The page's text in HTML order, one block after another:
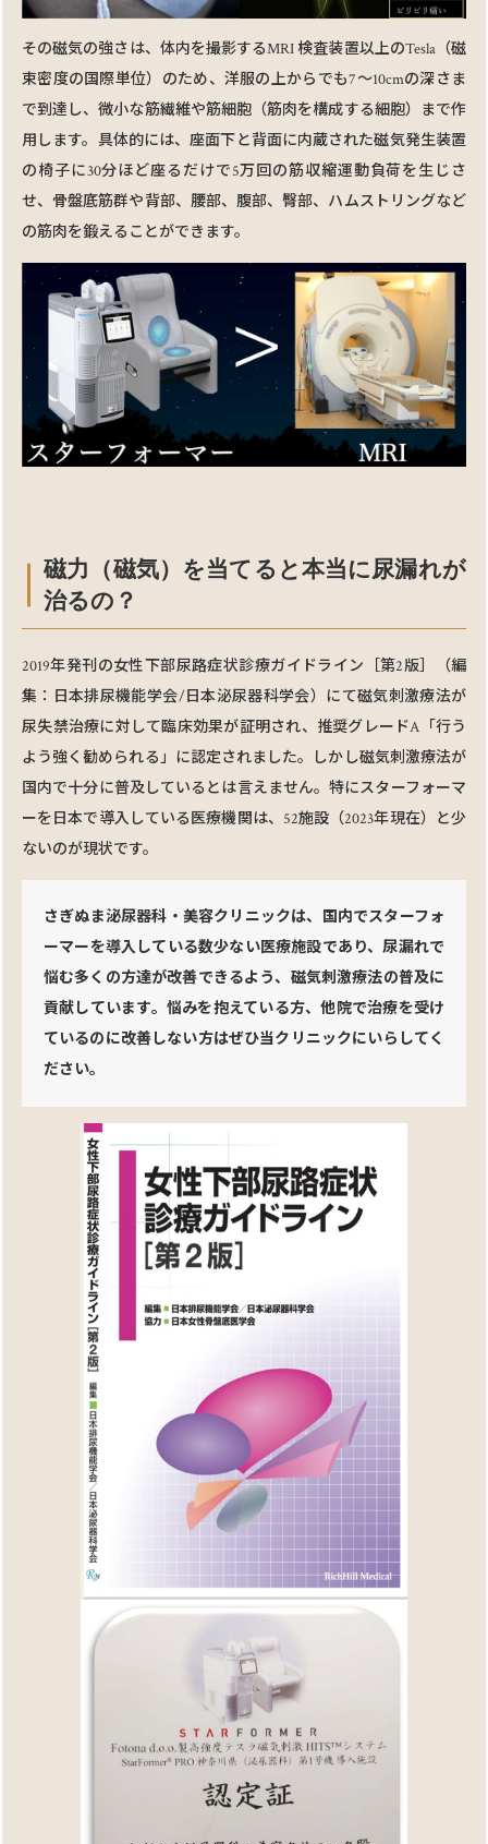
その磁気の強さは、体内を撮影するMRI 検査装置以上のTesla（磁
束密度の国際単位）のため、洋服の上からでも7～10cmの深さま
で到達し、微⼩な筋繊維や筋細胞（筋⾁を構成する細胞）まで作
⽤します。具体的には、座⾯下と背⾯に内蔵された磁気発⽣装置
の椅⼦に30分ほど座るだけで5万回の筋収縮運動負荷を⽣じさ
せ、⾻盤底筋群や背部、腰部、腹部、臀部、ハムストリングなど
の筋⾁を鍛えることができます。
磁⼒（磁気）を当てると本当に尿漏れが
治るの？
2019年発刊の⼥性下部尿路症状診療ガイドライン［第2版］（編
集：⽇本排尿機能学会/日本泌尿器科学会）にて磁気刺激療法が
尿失禁治療に対して臨床効果が証明され、推奨グレードA「⾏う
よう強く勧められる」に認定されました。しかし磁気刺激療法が
国内で十分に普及しているとは⾔えません。特にスターフォーマ
ーを⽇本で導⼊している医療機関は、52施設（2023年現在）と少
ないのが現状です。
さぎぬま泌尿器科・美容クリニックは、国内でスターフォ
ーマーを導⼊している数少ない医療施設であり、尿漏れで
悩む多くの方達が改善できるよう、磁気刺激療法の普及に
貢献しています。悩みを抱えている⽅、他院で治療を受け
ているのに改善しない⽅はぜひ当クリニックにいらしてく
ださい。